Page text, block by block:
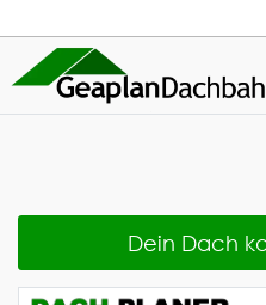
Rabatt auf ElastoTop & Multi-
Dein Dach